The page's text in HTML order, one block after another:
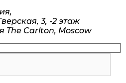
3, -2 этаж
The Carlton, Moscow